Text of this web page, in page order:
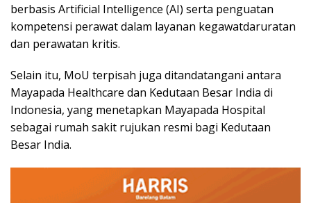
berbasis Artificial Intelligence (AI) serta penguatan
kompetensi perawat dalam layanan kegawatdaruratan
dan perawatan kritis.
Selain itu, MoU terpisah juga ditandatangani antara
Mayapada Healthcare dan Kedutaan Besar India di
Indonesia, yang menetapkan Mayapada Hospital
sebagai rumah sakit rujukan resmi bagi Kedutaan
Besar India.